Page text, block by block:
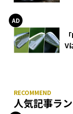
V
人気記事ラ